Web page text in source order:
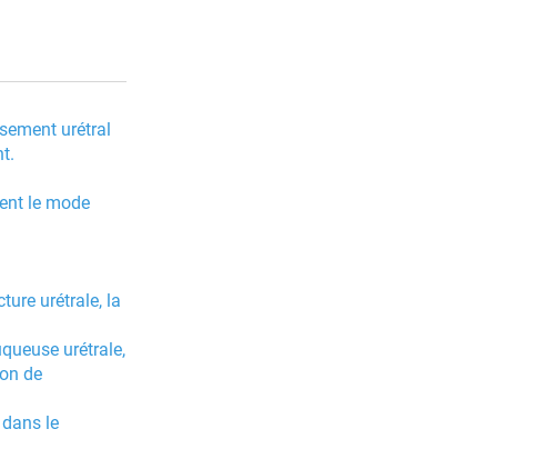
urétral
le mode
urétrale, la
urétrale,
de
le